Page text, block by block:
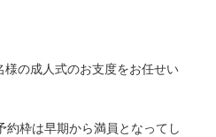
の成人式のお支度をお任せい
約枠は早期から満員となってし